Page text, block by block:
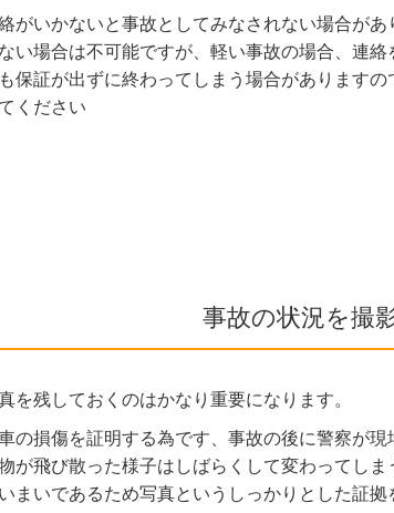
がいかないと事故としてみなされない場合があ
い場合は不可能ですが、軽い事故の場合、連絡
保証が出ずに終わってしまう場合がありますの
ください
事故の状況を撮
を残しておくのはかなり重要になります。
の損傷を証明する為です、事故の後に警察が現
が飛び散った様子はしばらくして変わってしま
まいであるため写真というしっかりとした証拠